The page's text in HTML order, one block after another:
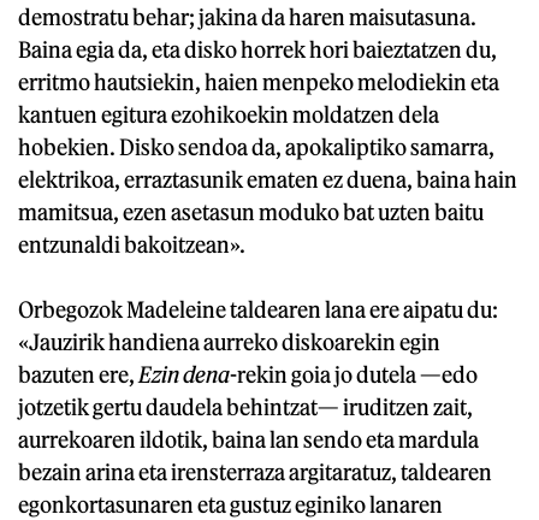
demostratu behar; jakina da haren maisutasuna.
Baina egia da, eta disko horrek hori baieztatzen du,
erritmo hautsiekin, haien menpeko melodiekin eta
kantuen egitura ezohikoekin moldatzen dela
hobekien. Disko sendoa da, apokaliptiko samarra,
elektrikoa, erraztasunik ematen ez duena, baina hain
mamitsua, ezen asetasun moduko bat uzten baitu
entzunaldi bakoitzean».
Orbegozok Madeleine taldearen lana ere aipatu du:
«Jauzirik handiena aurreko diskoarekin egin
bazuten ere, Ezin dena-rekin goia jo dutela —edo
jotzetik gertu daudela behintzat— iruditzen zait,
aurrekoaren ildotik, baina lan sendo eta mardula
bezain arina eta irensterraza argitaratuz, taldearen
egonkortasunaren eta gustuz eginiko lanaren